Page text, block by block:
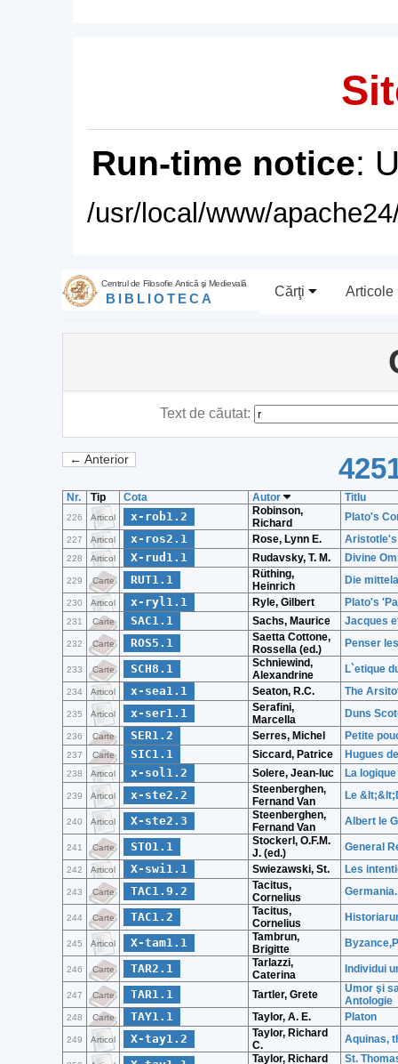
Run-time notice:
/usr/local/www/
Centrul de Filosofie Antică şi Medievală
BIBLIOTECA Cărţi Articole
Text de căutat:
← Anterior
Nr. Tip Cota Autor Titlu
226 Articol x-rob1.2
Robinson,
Richard
Plato's
227 Articol x-ros2.1 Rose, Lynn E. Aristotle's
228 Articol X-rud1.1 Rudavsky, T. M. Divine
229 Carte RUT1.1
Rüthing,
Heinrich
Die
230 Articol x-ryl1.1 Ryle, Gilbert Plato's
231 Carte SAC1.1 Sachs, Maurice Jacques
232 Carte ROS5.1
Saetta Cottone,
Rossella (ed.)
Penser
233 Carte SCH8.1
Schniewind,
Alexandrine
L`etique
234 Articol x-sea1.1 Seaton, R.C. The
235 Articol x-ser1.1
Serafini,
Marcella
Duns
236 Carte SER1.2 Serres, Michel Petite
237 Carte SIC1.1 Siccard, Patrice Hugues
238 Articol x-sol1.2 Solere, Jean-luc La
239 Articol x-ste2.2
Steenberghen,
Fernand Van
Le
240 Articol X-ste2.3
Steenberghen,
Fernand Van
Albert le
241 Carte STO1.1
Stockerl, O.F.M.
J. (ed.)
General
242 Articol X-swi1.1 Swiezawski, St. Les
243 Carte TAC1.9.2
Tacitus,
Cornelius
244 Carte TAC1.2
Tacitus,
Cornelius
245 Articol X-tam1.1
Tambrun,
Brigitte
246 Carte TAR2.1
Tarlazzi,
Caterina
Individui
247 Carte TAR1.1 Tartler, Grete
Umor şi
Antologie
248 Carte TAY1.1 Taylor, A. E. Platon
249 Articol X-tay1.2
Taylor, Richard
C.
Aquinas,
Taylor, Richard St.